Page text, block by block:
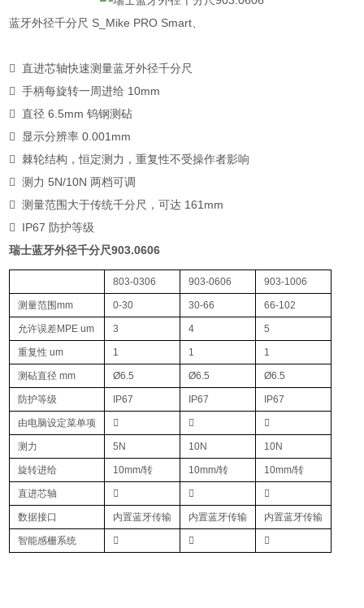
蓝⽛外径千分尺 S_Mike PRO Smart、
 直进芯轴快速测量蓝⽛外径千分尺
 ⼿柄每旋转⼀周进给 10mm
 直径 6.5mm 钨钢测砧
 显示分辨率 0.001mm
 棘轮结构，恒定测⼒，重复性不受操作者影响
 测⼒ 5N/10N 两档可调
 测量范围⼤于传统千分尺，可达 161mm
 IP67 防护等级
瑞士蓝牙外径千分尺903.0606
803-0306 903-0606 903-1006
测量范围mm 0-30 30-66 66-102
允许误差MPE um 3 4 5
重复性 um 1 1 1
测砧直径 mm Ø6.5 Ø6.5 Ø6.5
防护等级 IP67 IP67 IP67
由电脑设定菜单项   
测⼒ 5N 10N 10N
旋转进给 10mm/转 10mm/转 10mm/转
直进芯轴   
数据接口 内置蓝⽛传输 内置蓝⽛传输 内置蓝⽛传输
智能感栅系统   